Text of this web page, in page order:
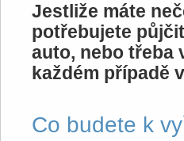
Jestliže máte
potřebujete
auto, nebo třeba
každém případě
Co budete k